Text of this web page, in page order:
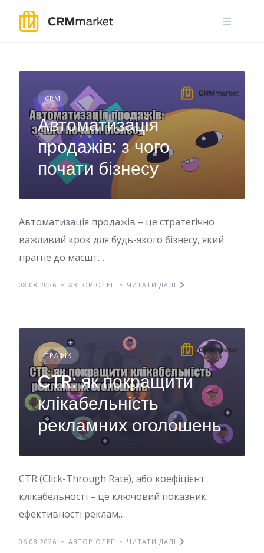
content
CRM
Автоматизація
продажів: з чого
почати бізнесу
Автоматизація продажів – це стратегічно
важливий крок для будь-якого бізнесу, який
прагне до масшт…
08.08.2026 АВТОР ОЛЕГ ЧИТАТИ ДАЛІ
ТРАФІК
CTR: як покращити
клікабельність
рекламних оголошень
CTR (Click-Through Rate), або коефіцієнт
клікабельності – це ключовий показник
ефективності реклам…
06.08.2026 АВТОР ОЛЕГ ЧИТАТИ ДАЛІ